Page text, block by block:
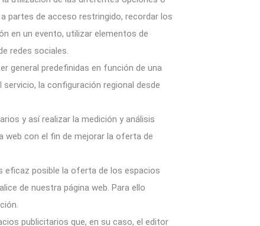
partes de acceso restringido, recordar los
en un evento, utilizar elementos de
redes sociales.
general predefinidas en función de una
la configuración regional desde
y así realizar la medición y análisis
web con el fin de mejorar la oferta de
eficaz posible la oferta de los espacios
de nuestra página web. Para ello
publicitarios que, en su caso, el editor